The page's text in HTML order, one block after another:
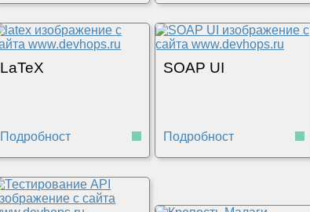
LaTeX
Подробности
SOAP UI
Подробности